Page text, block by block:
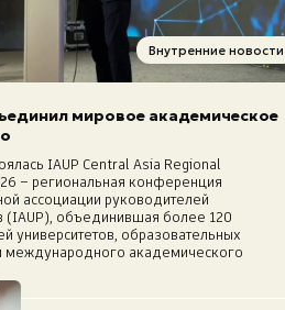
Внутренние новости
мировое академическое
IAUP Central Asia Regional
– региональная конференция
ассоциации руководителей
(IAUP), объединившая более 120
университетов, образовательных
международного академического